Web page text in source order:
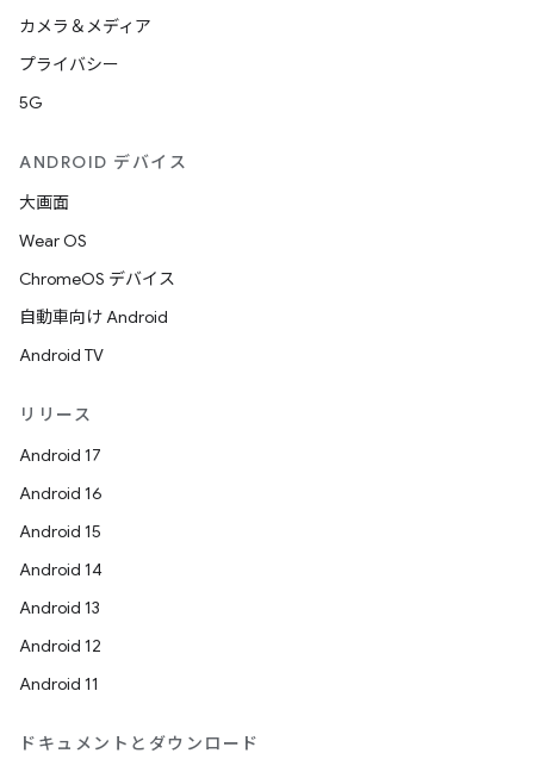
カメラ＆メディア
プライバシー
5G
ANDROID デバイス
大画面
Wear OS
ChromeOS デバイス
自動車向け Android
Android TV
リリース
Android 17
Android 16
Android 15
Android 14
Android 13
Android 12
Android 11
ドキュメントとダウンロード